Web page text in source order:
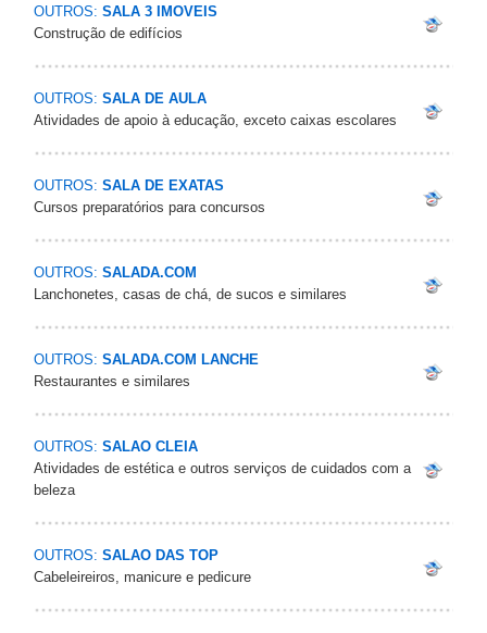
OUTROS: SALA 3 IMOVEIS
Construção de edifícios
OUTROS: SALA DE AULA
Atividades de apoio à educação, exceto caixas escolares
OUTROS: SALA DE EXATAS
Cursos preparatórios para concursos
OUTROS: SALADA.COM
Lanchonetes, casas de chá, de sucos e similares
OUTROS: SALADA.COM LANCHE
Restaurantes e similares
OUTROS: SALAO CLEIA
Atividades de estética e outros serviços de cuidados com a
beleza
OUTROS: SALAO DAS TOP
Cabeleireiros, manicure e pedicure